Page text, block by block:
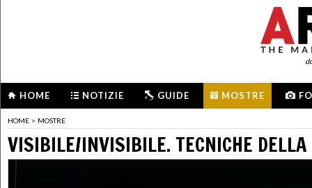
HOME NOTIZIE GUIDE MOSTRE
HOME > MOSTRE
VISIBILE/INVISIBILE. TECNICHE